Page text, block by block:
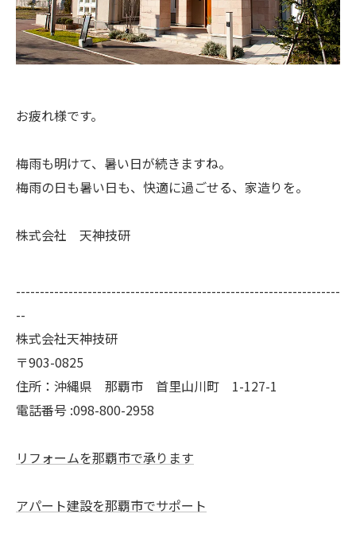
お疲れ様です。
梅雨も明けて、暑い日が続きますね。
梅雨の日も暑い日も、快適に過ごせる、家造りを。
株式会社 天神技研
--------------------------------------------------------------------
--
株式会社天神技研
〒903-0825
住所：沖縄県 那覇市 首里山川町 1-127-1
電話番号 :098-800-2958
リフォームを那覇市で承ります
アパート建設を那覇市でサポート